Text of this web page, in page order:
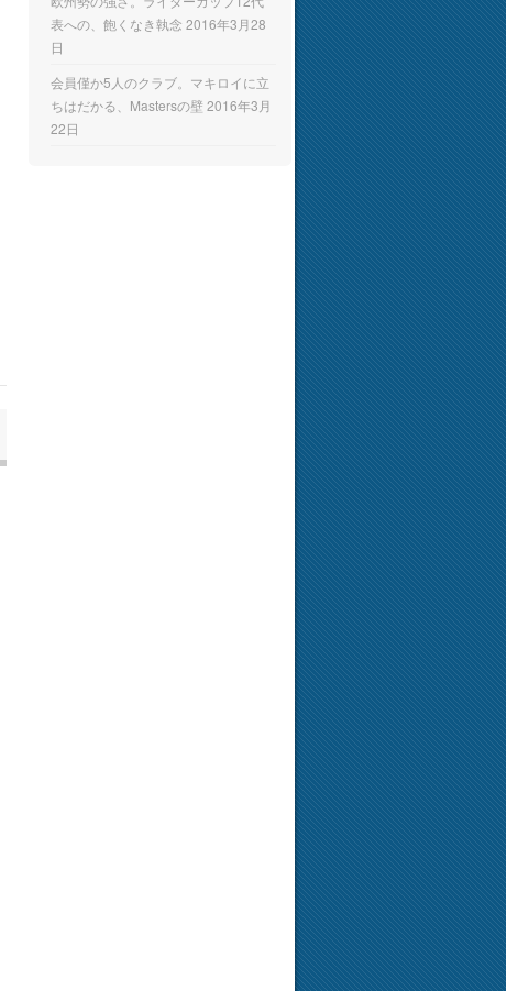
表への、飽くなき執念 2016年3月28
日
会員僅か5人のクラブ。マキロイに立
ちはだかる、Mastersの壁2016年3月
22日